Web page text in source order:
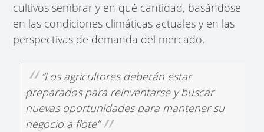
cultivos sembrar y en qué cantidad, basándose
en las condiciones climáticas actuales y en las
perspectivas de demanda del mercado.
“Los agricultores deberán estar
preparados para reinventarse y buscar
nuevas oportunidades para mantener su
negocio a flote”